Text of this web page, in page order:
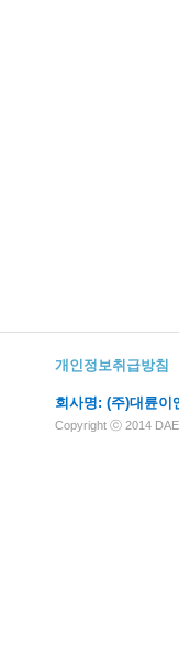
개인정보취급방침
회사명: (주)대륜
Copyright ⓒ 2014